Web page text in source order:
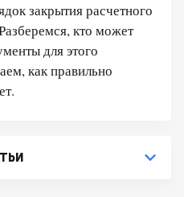
закрытия расчетного
кто может
для этого
как правильно